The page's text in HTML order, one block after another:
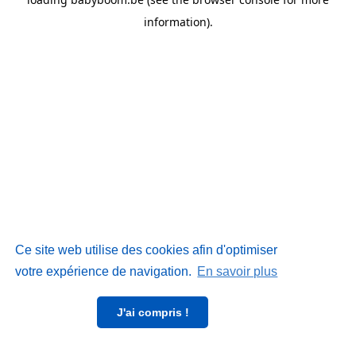
Ce site web utilise des cookies afin d'optimiser
votre expérience de navigation. En savoir plus
J'ai compris !
information).